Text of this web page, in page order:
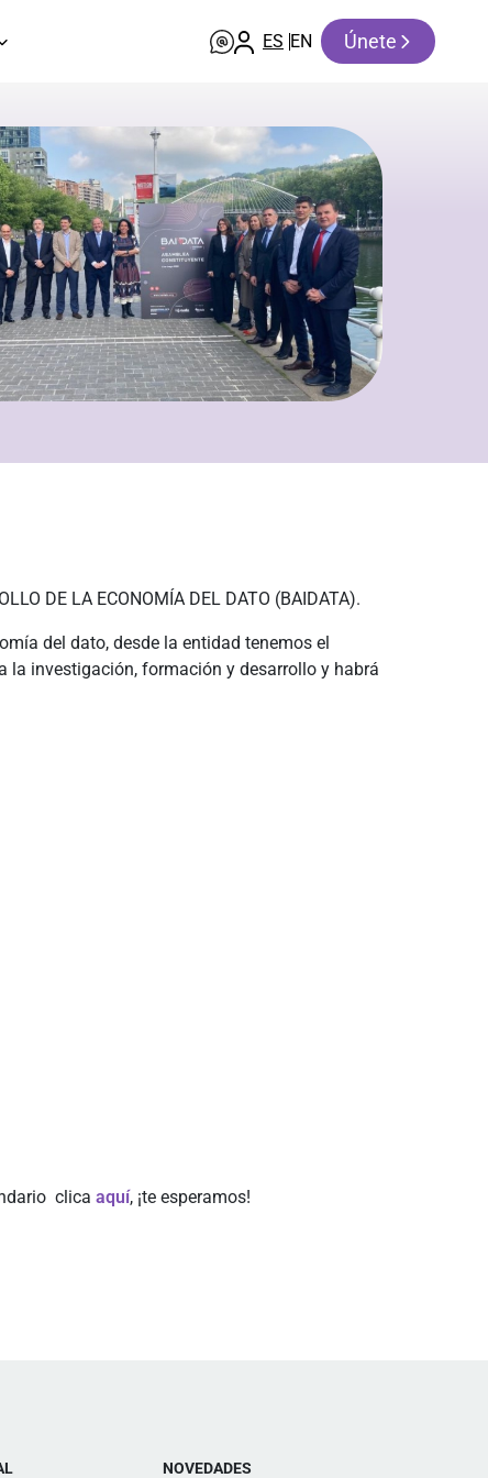
ES EN Únete
DE LA ECONOMÍA DEL DATO (BAIDATA).
del dato, desde la entidad tenemos el
la investigación, formación y desarrollo y habrá
clica aquí, ¡te esperamos!
NOVEDADES